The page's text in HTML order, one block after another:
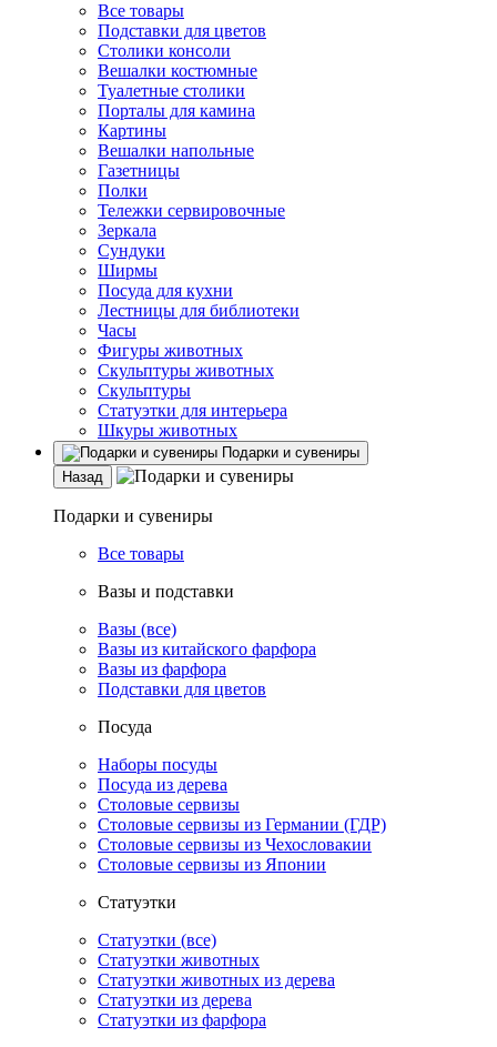
Все товары
Подставки для цветов
Столики консоли
Вешалки костюмные
Туалетные столики
Порталы для камина
Картины
Вешалки напольные
Газетницы
Полки
Тележки сервировочные
Зеркала
Сундуки
Ширмы
Посуда для кухни
Лестницы для библиотеки
Часы
Фигуры животных
Скульптуры животных
Скульптуры
Статуэтки для интерьера
Шкуры животных
Подарки и сувениры
Назад
Подарки и сувениры
Все товары
Вазы и подставки
Вазы (все)
Вазы из китайского фарфора
Вазы из фарфора
Подставки для цветов
Посуда
Наборы посуды
Посуда из дерева
Столовые сервизы
Столовые сервизы из Германии (ГДР)
Столовые сервизы из Чехословакии
Столовые сервизы из Японии
Статуэтки
Статуэтки (все)
Статуэтки животных
Статуэтки животных из дерева
Статуэтки из дерева
Статуэтки из фарфора